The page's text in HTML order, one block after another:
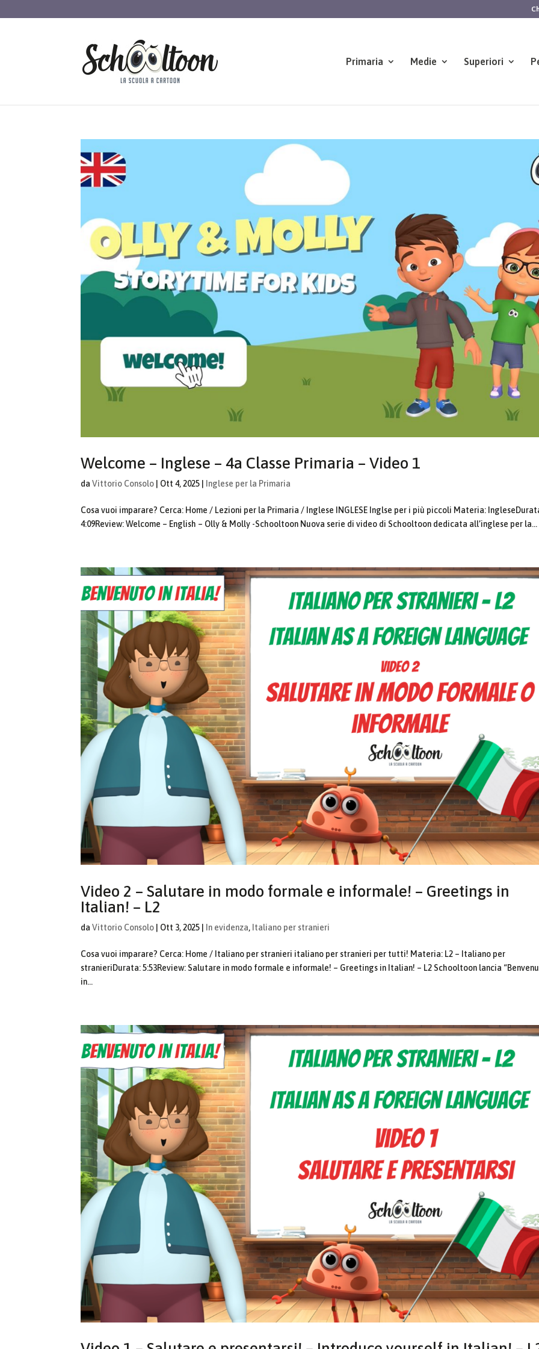
Primaria Medie Superiori
Welcome – Inglese – 4a Classe Primaria – Video 1
daVittorio Consolo Ott 4, 2025 Inglese per la Primaria
Cosa vuoi imparare? Cerca: Home / Lezioni per la Primaria / Inglese INGLESE Inglse per i più piccoli Materia:
4:09Review: Welcome – English – Olly & Molly -Schooltoon Nuova serie di video di Schooltoon dedicata all’inglese per la...
Video 2 – Salutare in modo formale e informale! – Greetings in
Italian! – L2
daVittorio Consolo | Ott 3, 2025 | In evidenza, Italiano per stranieri
Cosa vuoi imparare? Cerca: Home / Italiano per stranieri italiano per stranieri per tutti! Materia: L2 – Italiano per
stranieriDurata: 5:53Review: Salutare in modo formale e informale! – Greetings in Italian! – L2 Schooltoon lancia
in...